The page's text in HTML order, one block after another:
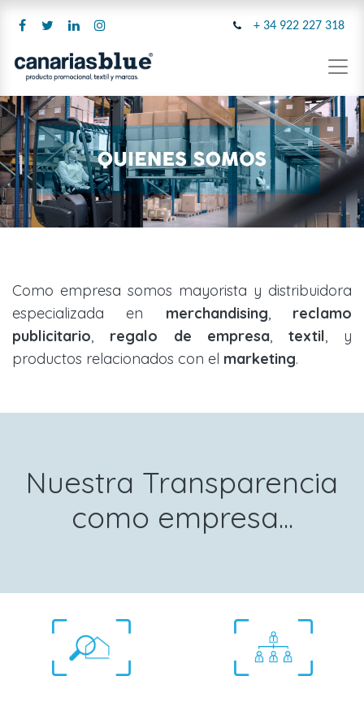
+ 34 922 227 318
Como empresa somos mayorista y distribuidora
especializada en merchandising, reclamo
publicitario, regalo de empresa,textil, y
productos relacionados con el marketing.
Nuestra Transparencia
como empresa...